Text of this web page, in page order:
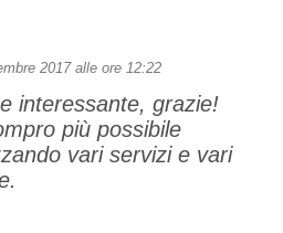
2017 alle ore 12:22
interessante, grazie!
più possibile
vari servizi e vari